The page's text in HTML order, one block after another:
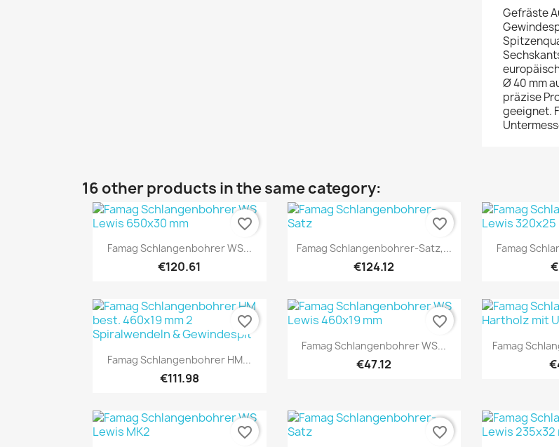
Gefräste
Ø 40 mm
präzise
geeignet.
16 other products in the same category:
Quick view
Famag Schlangenbohrer WS...
€120.61
favorite_border
Quick view
Famag Schlangenbohrer-Satz,...
€124.12
favorite_border

Famag
Quick view
Famag Schlangenbohrer HM...
€111.98
favorite_border
Quick view
Famag Schlangenbohrer WS...
€47.12
favorite_border

Famag
favorite_border
favorite_border